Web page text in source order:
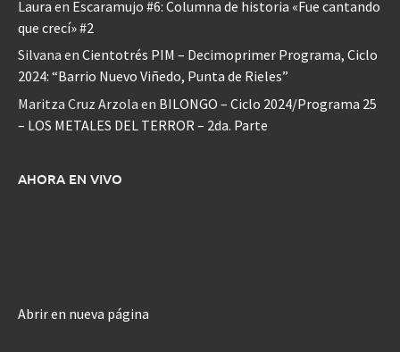
Laura en Escaramujo #6: Columna de historia «Fue cantando
que crecí» #2
Silvana en Cientotrés PIM – Decimoprimer Programa, Ciclo
2024: “Barrio Nuevo Viñedo, Punta de Rieles”
Maritza Cruz Arzola en BILONGO – Ciclo 2024/Programa 25
– LOS METALES DEL TERROR – 2da. Parte
AHORA EN VIVO
Abrir en nueva página